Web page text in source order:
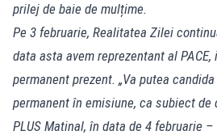
prilej de baie de mulțime.
Pe 3 februarie, Realitatea Zilei
data asta avem reprezentant al
permanent prezent. „Va putea
permanent în emisiune, ca subiect de
PLUS Matinal, în data de 4 februarie